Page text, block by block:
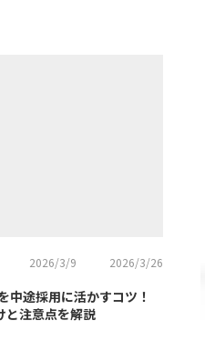
2026/3/9 2026/3/26
中途採用に活かすコツ！
と注意点を解説